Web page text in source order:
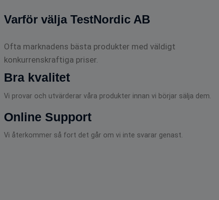
Varför välja TestNordic AB
Ofta marknadens bästa produkter med väldigt
konkurrenskraftiga priser.
Bra kvalitet
Vi provar och utvärderar våra produkter innan vi börjar sälja dem.
Online Support
Vi återkommer så fort det går om vi inte svarar genast.